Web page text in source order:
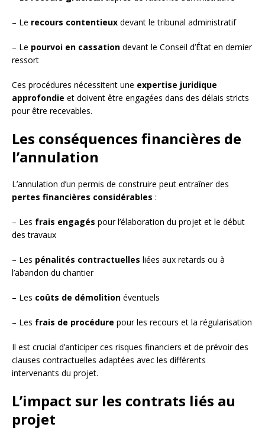
– Le recours contentieux devant le tribunal administratif
– Le pourvoi en cassation devant le Conseil d’État en dernier
ressort
Ces procédures nécessitent une expertise juridique
approfondie et doivent être engagées dans des délais stricts
pour être recevables.
Les conséquences financières de
l’annulation
L’annulation d’un permis de construire peut entraîner des
pertes financières considérables :
– Les frais engagés pour l’élaboration du projet et le début
des travaux
– Les pénalités contractuelles liées aux retards ou à
l’abandon du chantier
– Les coûts de démolition éventuels
– Les frais de procédure pour les recours et la régularisation
Il est crucial d’anticiper ces risques financiers et de prévoir des
clauses contractuelles adaptées avec les différents
intervenants du projet.
L’impact sur les contrats liés au
projet